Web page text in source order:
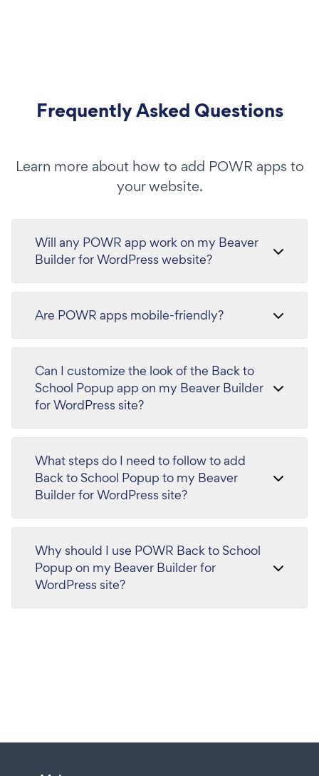
Frequently Asked Questions
Learn more about how to add POWR apps to
your website.
Will any POWR app work on my Beaver
Builder for WordPress website?
Are POWR apps mobile-friendly?
Can I customize the look of the Back to
School Popup app on my Beaver Builder
for WordPress site?
What steps do I need to follow to add
Back to School Popup to my Beaver
Builder for WordPress site?
Why should I use POWR Back to School
Popup on my Beaver Builder for
WordPress site?